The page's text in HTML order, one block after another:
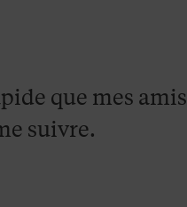
que mes amis
suivre.